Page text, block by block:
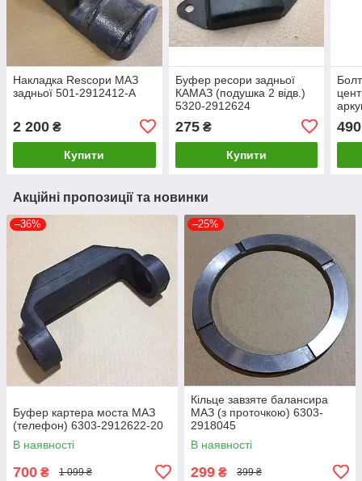
Накладка Resсори МАЗ
задньої 501-2912412-А
2 200 ₴
Купити
Буфер ресори задньої
КАМАЗ (подушка 2 відв.)
5320-2912624
275₴
Купити
490
Акційні пропозиції та новинки
–36%
Буфер картера моста МАЗ
(телефон) 6303-2912622-20
В наявності
700 ₴ 1 099 ₴
–25%
Кільце завзяте балансира
МАЗ (з проточкою) 6303-
2918045
В наявності
299 ₴ 399 ₴